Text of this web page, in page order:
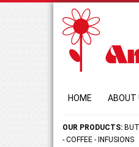
HOME ABOUT
OUR PRODUCTS:
- COFFEE - INFUSIONS